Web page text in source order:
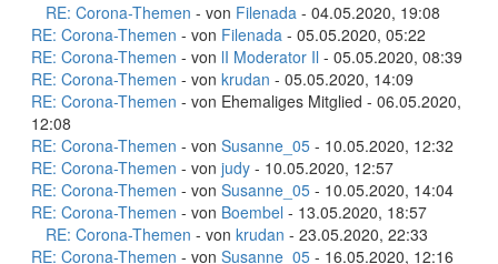
RE: Corona-Themen - von Filenada - 04.05.2020, 19:08
RE: Corona-Themen - von Filenada - 05.05.2020, 05:22
RE: Corona-Themen - von lI Moderator Il - 05.05.2020, 08:39
RE: Corona-Themen - von krudan - 05.05.2020, 14:09
RE: Corona-Themen - von Ehemaliges Mitglied - 06.05.2020,
12:08
RE: Corona-Themen - von Susanne_05 - 10.05.2020, 12:32
RE: Corona-Themen - von judy - 10.05.2020, 12:57
RE: Corona-Themen - von Susanne_05 - 10.05.2020, 14:04
RE: Corona-Themen - von Boembel - 13.05.2020, 18:57
RE: Corona-Themen - von krudan - 23.05.2020, 22:33
RE: Corona-Themen - von Susanne_05 - 16.05.2020, 12:16